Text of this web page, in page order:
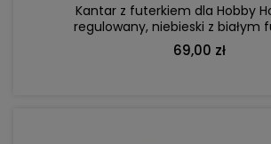
Kantar z futerkiem dla Hobby
regulowany, niebieski z białym
69,00 zł